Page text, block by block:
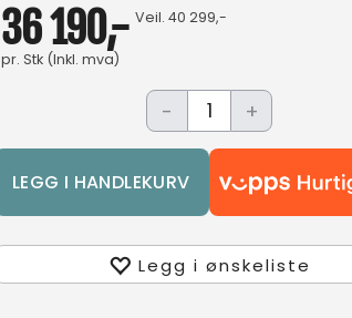
36 190,-
pr. Stk(Inkl. mva)
Veil.40 299,-
- +
Legg i ønskeliste